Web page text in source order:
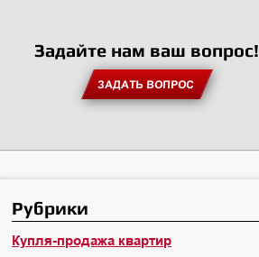
Задайте нам ваш вопрос!
ЗАДАТЬ ВОПРОС
Рубрики
Купля-продажа квартир